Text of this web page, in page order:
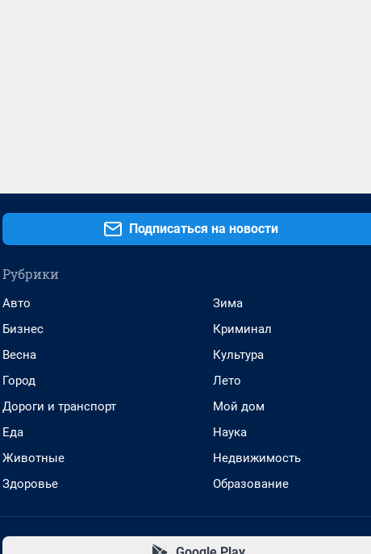
Подписаться на новости
Рубрики
Авто
Бизнес
Весна
Город
Дороги и транспорт
Еда
Животные
Здоровье
Зима
Криминал
Культура
Лето
Мой дом
Наука
Недвижимость
Образование